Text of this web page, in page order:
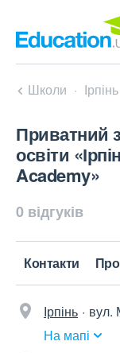
Школи Ірпінь
Приватний
освіти
Academy»
0 відгуків
Контакти
Ірпінь
вул.
На мапі